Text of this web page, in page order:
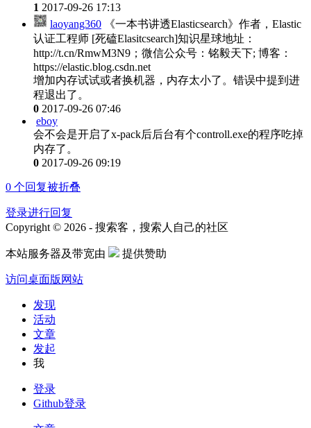
1 2017-09-26 17:13
laoyang360
《一本书讲透Elasticsearch》作者，Elastic
认证工程师 [死磕Elasitcsearch]知识星球地址：
http://t.cn/RmwM3N9；微信公众号：铭毅天下; 博客：
https://elastic.blog.csdn.net
增加内存试试或者换机器，内存太小了。错误中提到进
程退出了。
0 2017-09-26 07:46
eboy
会不会是开启了x-pack后后台有个controll.exe的程序吃掉
内存了。
0 2017-09-26 09:19
0 个回复被折叠
登录进行回复
Copyright © 2026 - 搜索客，搜索人自己的社区
本站服务器及带宽由 提供赞助
访问桌面版网站
发现
活动
文章
发起
我
登录
Github登录